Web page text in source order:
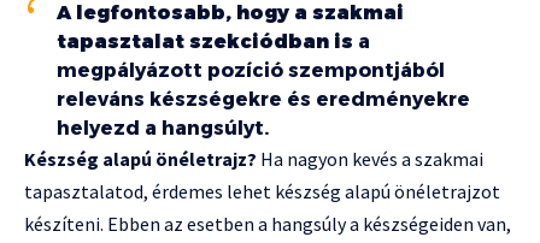
A legfontosabb, hogy a szakmai
tapasztalat szekciódban is a
megpályázott pozíció szempontjából
releváns készségekre és eredményekre
helyezd a hangsúlyt.
Készség alapú önéletrajz? Ha nagyon kevés a szakmai
tapasztalatod, érdemes lehet készség alapú önéletrajzot
készíteni. Ebben az esetben a hangsúly a készségeiden van,